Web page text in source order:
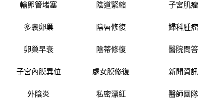
輸卵管堵塞
多囊卵巢
卵巢早衰
子宮內膜異位
外陰炎
陰道緊縮
陰唇修復
陰蒂修復
處女膜修復
私密漂紅
子宮肌瘤
婦科腫瘤
醫院問答
新聞資訊
醫師團隊